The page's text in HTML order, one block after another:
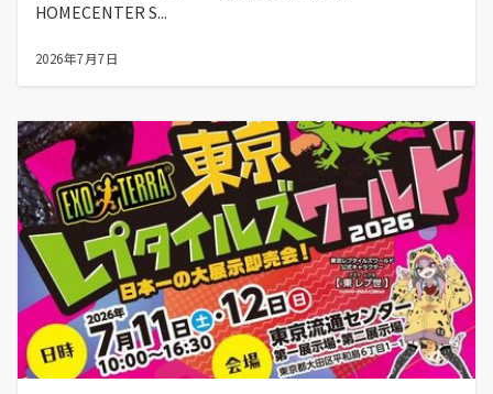
HOMECENTER S...
2026年7月7日